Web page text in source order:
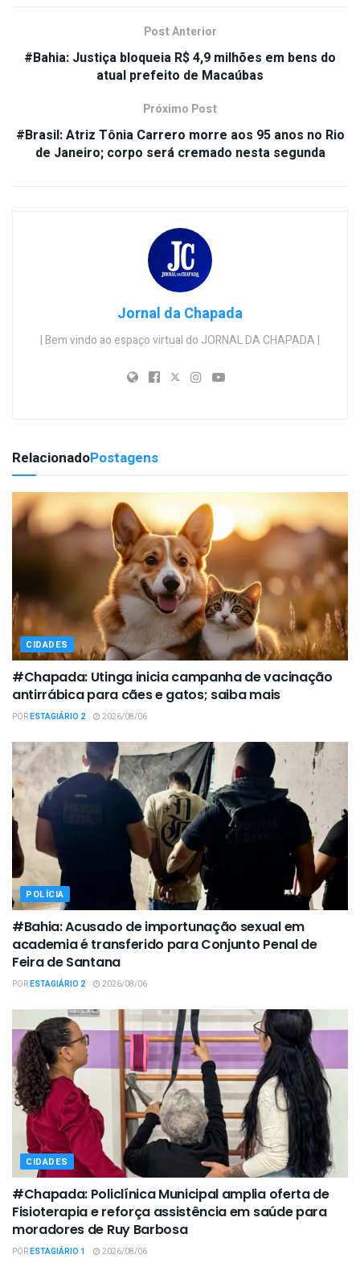
Post Anterior
#Bahia: Justiça bloqueia R$ 4,9 milhões em bens do
atual prefeito de Macaúbas
Próximo Post
#Brasil: Atriz Tônia Carrero morre aos 95 anos no Rio
de Janeiro; corpo será cremado nesta segunda
Jornal da Chapada
| Bem vindo ao espaço virtual do JORNAL DA CHAPADA |
RelacionadoPostagens
CIDADES
#Chapada: Utinga inicia campanha de vacinação
antirrábica para cães e gatos; saiba mais
PORESTAGIÁRIO 2 2026/08/06
POLÍCIA
#Bahia: Acusado de importunação sexual em
academia é transferido para Conjunto Penal de
Feira de Santana
PORESTAGIÁRIO 2 2026/08/06
CIDADES
#Chapada: Policlínica Municipal amplia oferta de
Fisioterapia e reforça assistência em saúde para
moradores de Ruy Barbosa
PORESTAGIÁRIO 1 2026/08/06